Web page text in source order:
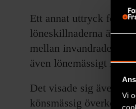
Vi
Ett annat uttryck för
löneskillnaderna är
mellan invandrade och
även lönemässigt i ett
Det visade sig även att
könsmässig